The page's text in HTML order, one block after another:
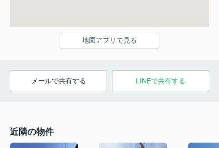
地図アプリで見る
メールで共有する LINEで共有する
近隣の物件